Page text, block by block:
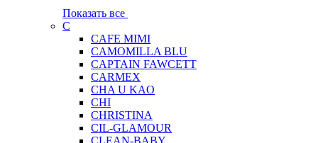
Показать все
C
CAFE MIMI
CAMOMILLA BLU
CAPTAIN FAWCETT
CARMEX
CHA U KAO
CHI
CHRISTINA
CIL-GLAMOUR
CLEAN-BABY